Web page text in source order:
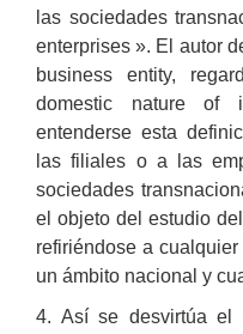
las sociedades
enterprises ». El autor
business entity,
domestic nature of
entenderse esta
las filiales o a las
sociedades
el objeto del estudio
refiriéndose a
un ámbito nacional y
4. Así se desvirtúa el